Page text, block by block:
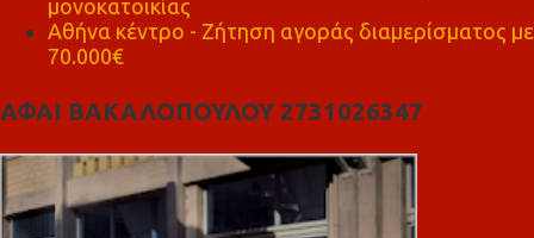
μονοκατοικίας
Αθήνα κέντρο - Ζήτηση αγοράς διαμερίσματος με
70.000€
ΑΦΑΙ ΒΑΚΑΛΟΠΟΥΛΟΥ 2731026347